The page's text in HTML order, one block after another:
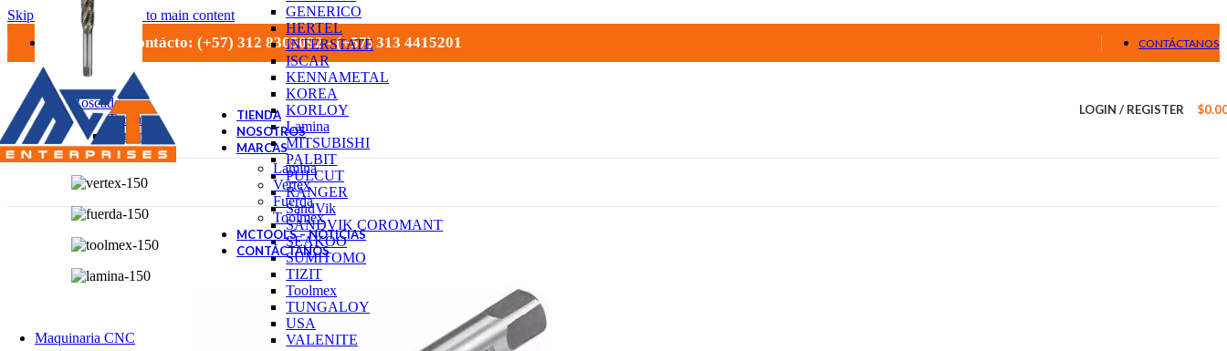
Skip to navigation Skip to main content
Números de contácto: (+57) 312 8305092 - (+57) 313 4415201 CONTÁCTANOS
GENERICO
HERTEL
INTERSTATE
ISCAR
KENNAMETAL
KOREA
KORLOY
Lamina
MITSUBISHI
PALBIT
PULCUT
RANGER
SandVik
SANDVIK COROMANT
SEAKOO
SUMITOMO
TIZIT
Toolmex
TUNGALOY
USA
VALENITE
LOGIN / REGISTER $
Roscado
Toolmex
Lamina
Vertex
Maquinaria CNC
TIENDA
NOSOTROS
MARCAS
Lamina
Vertex
Fuerda
Toolmex
MCTOOLS – NOTICIAS
CONTÁCTANOS